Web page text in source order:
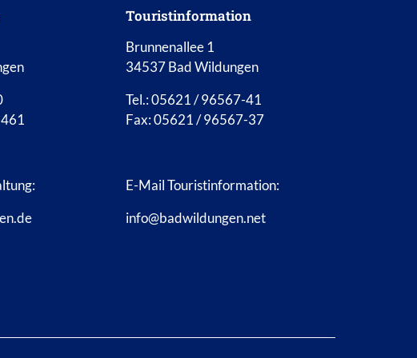
Touristinformation
Brunnenallee 1
34537 Bad Wildungen
Tel.: 05621 / 96567-41
Fax: 05621 / 96567-37
E-Mail Touristinformation:
info@badwildungen.net